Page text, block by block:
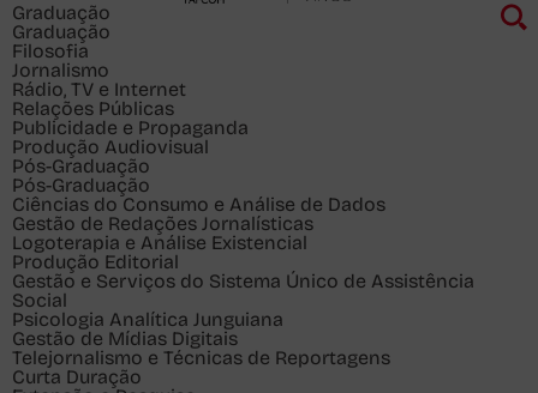
Graduação
Graduação
Filosofia
Jornalismo
Rádio, TV e Internet
Relações Públicas
Publicidade e Propaganda
Produção Audiovisual
Pós-Graduação
Pós-Graduação
Ciências do Consumo e Análise de Dados
Gestão de Redações Jornalísticas
Logoterapia e Análise Existencial
Produção Editorial
Gestão e Serviços do Sistema Único de Assistência
Social
Psicologia Analítica Junguiana
Gestão de Mídias Digitais
Telejornalismo e Técnicas de Reportagens
Curta Duração